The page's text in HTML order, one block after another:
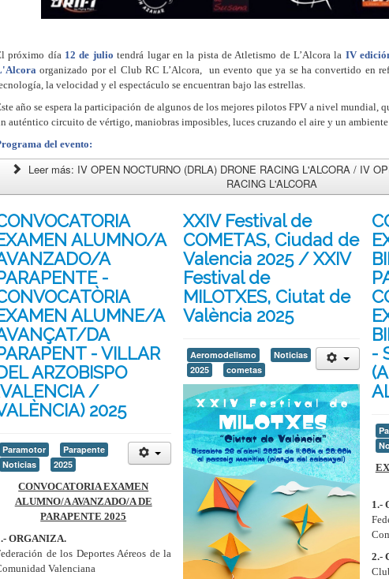
próximo día 12 de julio tendrá lugar en la pista de Atletismo de L’Alcora la IV
organizado por el Club RC L’Alcora, un evento que ya se ha convertido en
la velocidad y el espectáculo se encuentran bajo las estrellas.
año se espera la participación de algunos de los mejores pilotos FPV a nivel mundial,
auténtico circuito de vértigo, maniobras imposibles, luces cruzando el aire y un
del evento:
Leer más: IV OPEN NOCTURNO (DRLA) DRONE RACING L'ALCORA / IV
RACING L'ALCORA
ALUMNO/A
A
-
ALUMNE/A
DA
- VILLAR
ARZOBISPO
/
2025
Paramotor
Parapente
Noticias
2025
CONVOCATORIA EXAMEN
ALUMNO/A AVANZADO/A DE
PARAPENTE 2025
ORGANIZA.
de los Deportes Aéreos de la
Valenciana
XXIV Festival de
COMETAS, Ciudad de
Valencia 2025 / XXIV
Festival de
MILOTXES, Ciutat de
València 2025
Aeromodelismo
Noticias
2025
cometas
-
1.-
2.-